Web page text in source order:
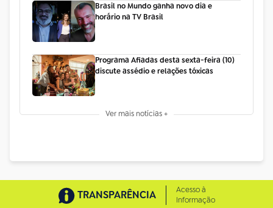
Brasil no Mundo ganha novo dia e
horário na TV Brasil
Programa Afiadas desta sexta-feira (10)
discute assédio e relações tóxicas
Ver mais notícias +
TRANSPARÊNCIA
Acesso à
Informação